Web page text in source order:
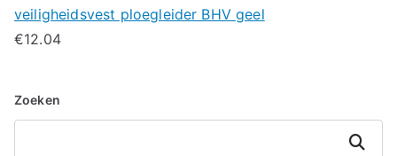
veiligheidsvest ploegleider BHV geel
€12.04
Zoeken
Zoeken